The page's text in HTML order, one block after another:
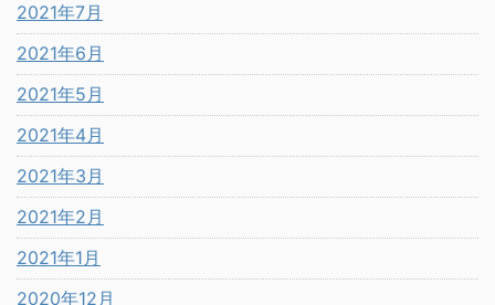
2021年7月
2021年6月
2021年5月
2021年4月
2021年3月
2021年2月
2021年1月
2020年12月